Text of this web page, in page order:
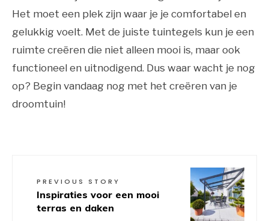
Het moet een plek zijn waar je je comfortabel en
gelukkig voelt. Met de juiste tuintegels kun je een
ruimte creëren die niet alleen mooi is, maar ook
functioneel en uitnodigend. Dus waar wacht je nog
op? Begin vandaag nog met het creëren van je
droomtuin!
PREVIOUS STORY
Inspiraties voor een mooi
terras en daken